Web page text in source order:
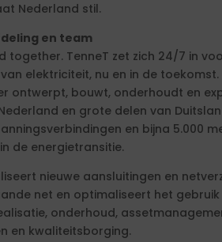
Nederland stil.
en team
together. TenneT zet zich 24/7 in
elektriciteit, nu en in de
ontwerpt, bouwt, onderhoudt en
en grote delen van
en bijna 5.000
de energietransitie.
nieuwe aansluitingen en
net en optimaliseert het
onderhoud,
en kwaliteitsborging.